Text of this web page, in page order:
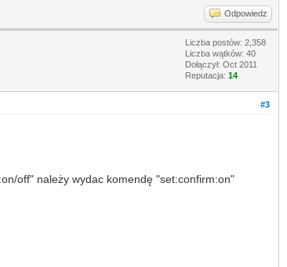
Odpowiedz
Liczba postów: 2,358
Liczba wątków: 40
Dołączył: Oct 2011
Reputacja: 14
#3
off" należy wydac komendę "set:confirm:on"